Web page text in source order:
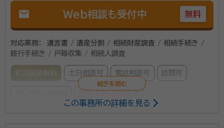
mail Web相談も受付中 無料
対応業務：
遺言書 / 遺産分割 / 相続財産調査 / 相続手続き /
銀行手続き / 戸籍収集 / 相続人調査
初回面談無料 土日相談可 電話相談可 訪問可
この事務所の詳細を見る